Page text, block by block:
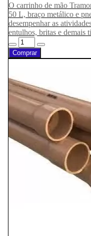
O carrinho de mão
50 L, braço metálico e
desempenhar as
entulhos, britas e demais
Comprar